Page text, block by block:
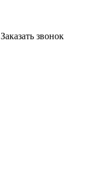
Заказать звонок